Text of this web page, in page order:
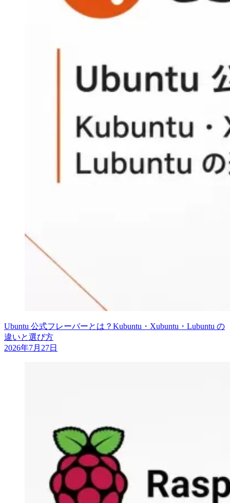
Ubuntu 公式フレーバーとは？Kubuntu・Xubuntu・Lubuntu の
違いと選び方
2026年7月27日